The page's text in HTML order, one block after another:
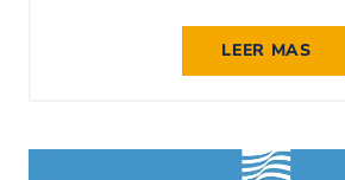
LEER MAS